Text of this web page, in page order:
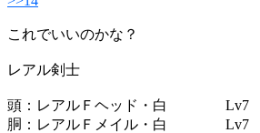
これでいいのかな？
レアル剣士
頭：レアルＦヘッド・白 Lv7
胴：レアルＦメイル・白 Lv7